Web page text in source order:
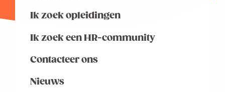
Ik zoek opleidingen
Ik zoek een HR-community
Contacteer ons
Nieuws